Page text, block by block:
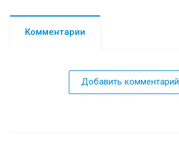
Комментарии
Добавить комментарий